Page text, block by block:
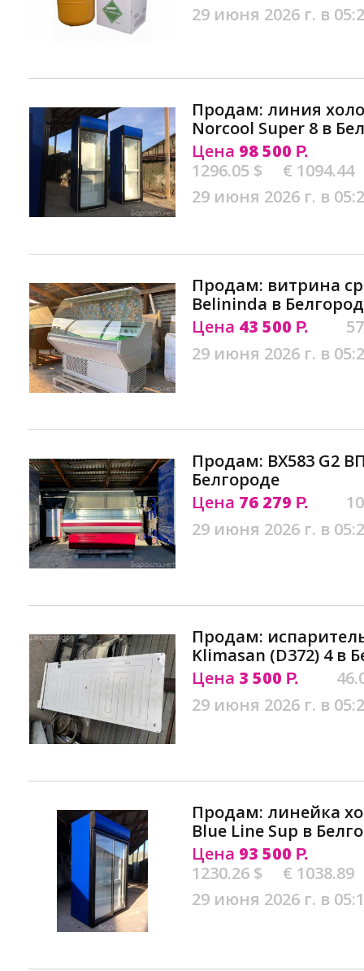
29 июня 2026 г. в
Продам: линия
Norcool Super 8 в
Цена 98 500 Р.
1296.05 $
€ 1094.44
29 июня 2026 г. в
Продам: витрина
Belininda в
Цена 43 500 Р.
29 июня 2026 г. в
Продам: ВХ583 G2
Белгороде
Цена 76 279 Р.
29 июня 2026 г. в
Продам:
Klimasan (D372) 4 в
Цена 3 500 Р.
29 июня 2026 г. в
Продам: линейка
Blue Line Sup в
Цена 93 500 Р.
1230.26 $
€ 1038.89
29 июня 2026 г. в